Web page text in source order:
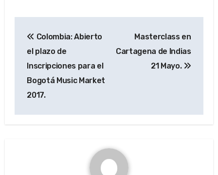
de
entradas
Colombia: Abierto
el plazo de
Inscripciones para el
Bogotá Music Market
2017.
Masterclass en
Cartagena de Indias
21 Mayo.